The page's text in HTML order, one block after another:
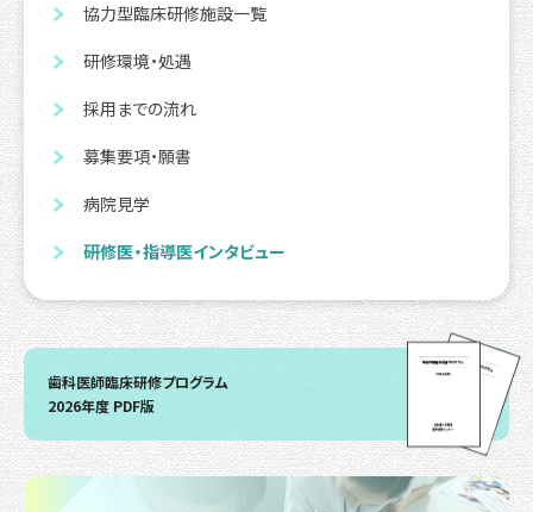
協力型臨床研修施設一覧
研修環境・処遇
採用までの流れ
募集要項・願書
病院見学
研修医・指導医インタビュー
歯科医師臨床研修プログラム
2026年度 PDF版